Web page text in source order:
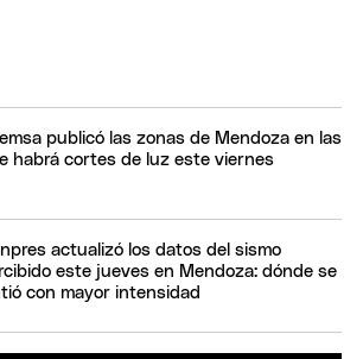
publicó las zonas de Mendoza en las
habrá cortes de luz este viernes
actualizó los datos del sismo
este jueves en Mendoza: dónde se
con mayor intensidad